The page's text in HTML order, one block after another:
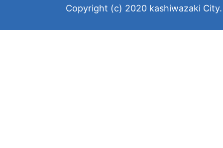
Copyright (c) 2020 kashiwazaki